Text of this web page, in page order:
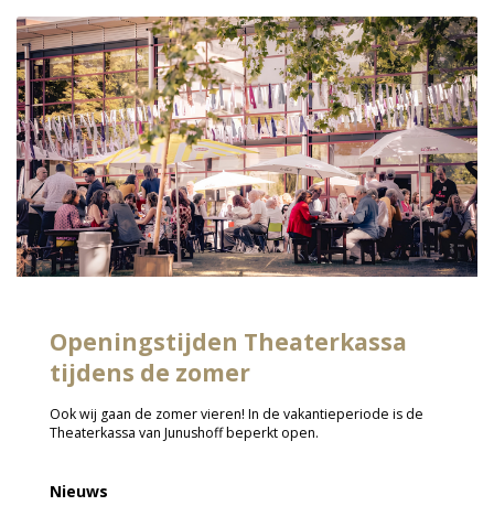
Openingstijden Theaterkassa
tijdens de zomer
Ook wij gaan de zomer vieren! In de vakantieperiode is de
Theaterkassa van Junushoff beperkt open.
Nieuws